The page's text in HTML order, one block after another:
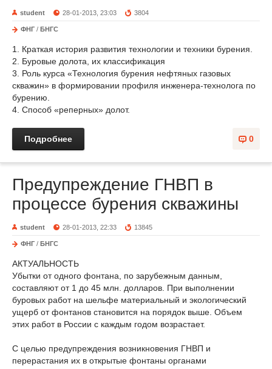
student 28-01-2013, 23:03 3804
ФНГ / БНГС
1. Краткая история развития технологии и техники бурения.
2. Буровые долота, их классификация
3. Роль курса «Технология бурения нефтяных газовых
скважин» в формировании профиля инженера-технолога по
бурению.
4. Способ «реперных» долот.
0
Подробнее
Предупреждение ГНВП в
процессе бурения скважины
student 28-01-2013, 22:33 13845
ФНГ / БНГС
АКТУАЛЬНОСТЬ
Убытки от одного фонтана, по зарубежным данным,
составляют от 1 до 45 млн. долларов. При выполнении
буровых работ на шельфе материальный и экологический
ущерб от фонтанов становится на порядок выше. Объем
этих работ в России с каждым годом возрастает.
С целью предупреждения возникновения ГНВП и
перерастания их в открытые фонтаны органами